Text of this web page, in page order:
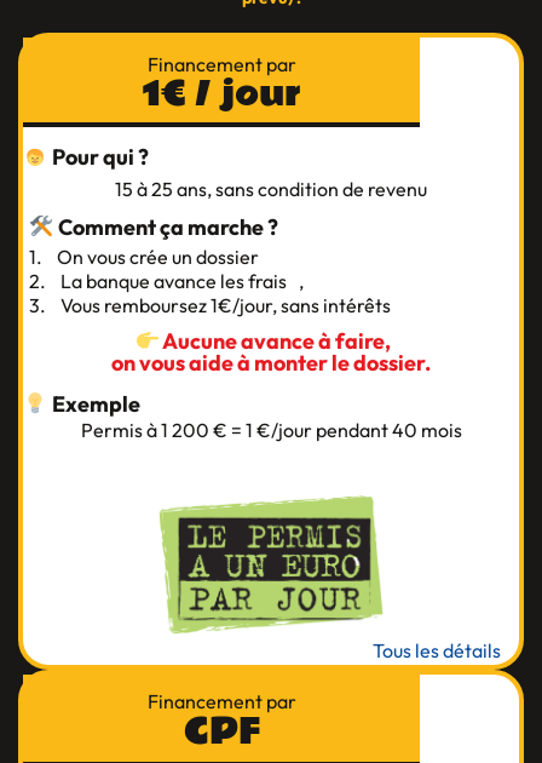
Financement par
1€ / jour
Pour qui ?
15 à 25 ans, sans condition de revenu
Comment ça marche ?
1. On vous crée un dossier
2. La banque avance les frais ,
3. Vous remboursez 1€/jour, sans intérêts
Aucune avance à faire,
on vous aide à monter le dossier.
Exemple
Permis à 1 200 € = 1 €/jour pendant 40 mois
Tous les détails
Financement par
CPF